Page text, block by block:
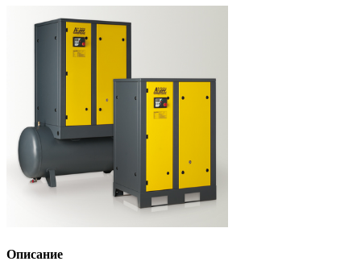
Описание